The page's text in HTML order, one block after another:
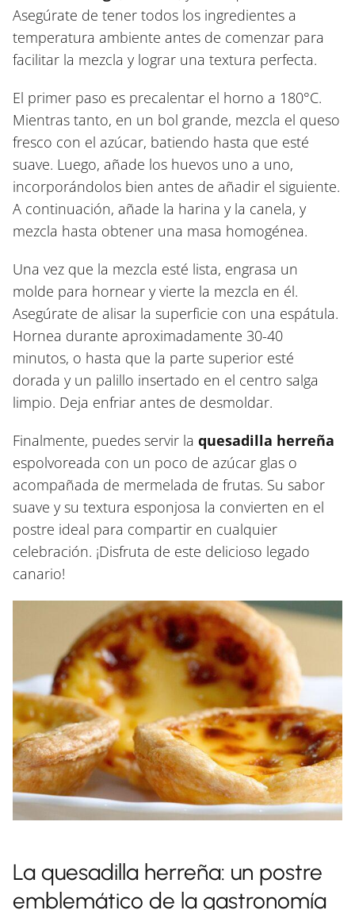
Asegúrate de tener todos los ingredientes a
temperatura ambiente antes de comenzar para
facilitar la mezcla y lograr una textura perfecta.
El primer paso es precalentar el horno a 180°C.
Mientras tanto, en un bol grande, mezcla el queso
fresco con el azúcar, batiendo hasta que esté
suave. Luego, añade los huevos uno a uno,
incorporándolos bien antes de añadir el siguiente.
A continuación, añade la harina y la canela, y
mezcla hasta obtener una masa homogénea.
Una vez que la mezcla esté lista, engrasa un
molde para hornear y vierte la mezcla en él.
Asegúrate de alisar la superficie con una espátula.
Hornea durante aproximadamente 30-40
minutos, o hasta que la parte superior esté
dorada y un palillo insertado en el centro salga
limpio. Deja enfriar antes de desmoldar.
Finalmente, puedes servir la quesadilla herreña
espolvoreada con un poco de azúcar glas o
acompañada de mermelada de frutas. Su sabor
suave y su textura esponjosa la convierten en el
postre ideal para compartir en cualquier
celebración. ¡Disfruta de este delicioso legado
canario!
La quesadilla herreña: un postre
emblemático de la gastronomía